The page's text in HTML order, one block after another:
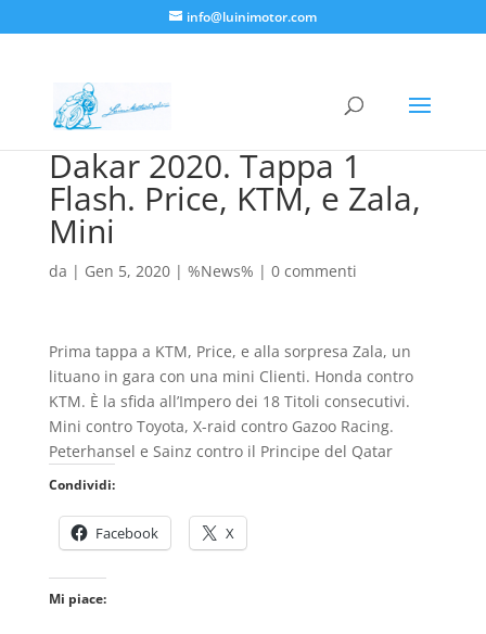
info@luinimotor.com
Dakar 2020. Tappa 1
Flash. Price, KTM, e Zala,
Mini
da | Gen 5, 2020| %News% | 0 commenti
Prima tappa a KTM, Price, e alla sorpresa Zala, un
lituano in gara con una mini Clienti. Honda contro
KTM. È la sfida all’Impero dei 18 Titoli consecutivi.
Mini contro Toyota, X-raid contro Gazoo Racing.
Peterhansel e Sainz contro il Principe del Qatar
Condividi:
Facebook X
Mi piace: